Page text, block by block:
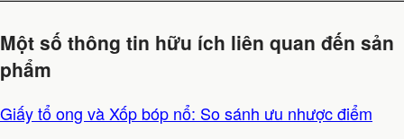
Một số thông tin hữu ích liên quan đến sản
phẩm
Giấy tổ ong và Xốp bóp nổ: So sánh ưu nhược điểm